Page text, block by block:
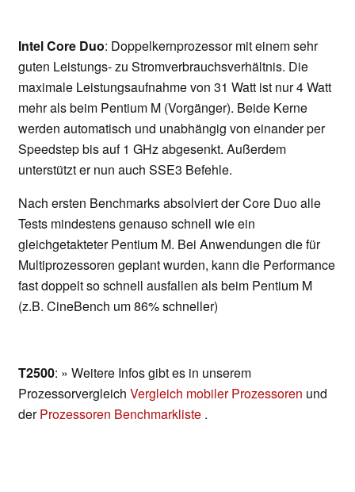
Intel Core Duo: Doppelkernprozessor mit einem sehr
guten Leistungs- zu Stromverbrauchsverhältnis. Die
maximale Leistungsaufnahme von 31 Watt ist nur 4 Watt
mehr als beim Pentium M (Vorgänger). Beide Kerne
werden automatisch und unabhängig von einander per
Speedstep bis auf 1 GHz abgesenkt. Außerdem
unterstützt er nun auch SSE3 Befehle.
Nach ersten Benchmarks absolviert der Core Duo alle
Tests mindestens genauso schnell wie ein
gleichgetakteter Pentium M. Bei Anwendungen die für
Multiprozessoren geplant wurden, kann die Performance
fast doppelt so schnell ausfallen als beim Pentium M
(z.B. CineBench um 86% schneller)
T2500: » Weitere Infos gibt es in unserem
Prozessorvergleich Vergleich mobiler Prozessoren und
derProzessoren Benchmarkliste .